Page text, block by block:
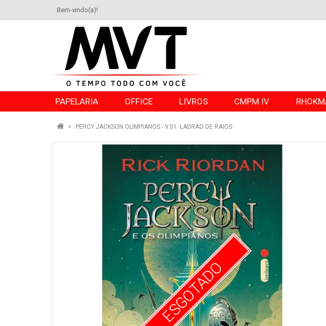
Bem-vindo(a)!
PAPELARIA OFFICE LIVROS CMPM IV
PERCY JACKSON OLIMPIANOS - V.01: LADRAO DE RAIOS
ESGOTADO